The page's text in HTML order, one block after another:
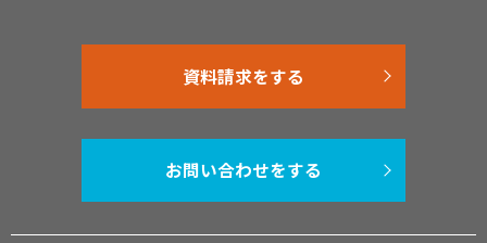
資料請求をする
お問い合わせをする